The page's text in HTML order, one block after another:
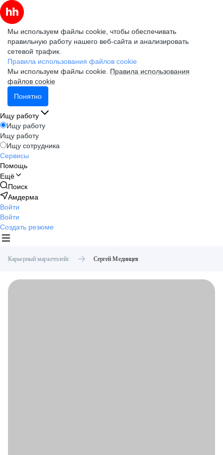
Мы используем файлы cookie, чтобы обеспечивать
правильную работу нашего веб-сайта и анализировать
сетевой трафик.
Правила использования файлов cookie
Мы используем файлы cookie. Правила использования
файлов cookie
Понятно
Ищу работу
Ищу работу
Ищу работу
Ищу сотрудника
Сервисы
Помощь
Ещё
Поиск
Амдерма
Войти
Войти
Создать резюме
Карьерный маркетплейс Сергей Мединцев